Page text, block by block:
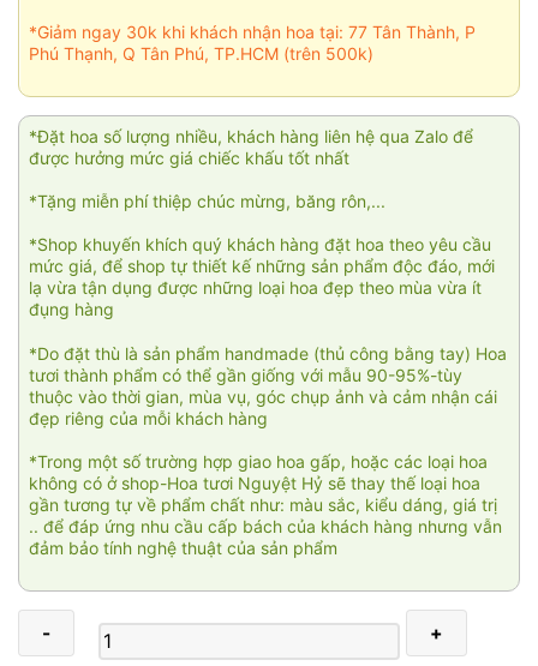
*Giảm ngay 30k khi khách nhận hoa tại: 77 Tân Thành, P
Phú Thạnh, Q Tân Phú, TP.HCM (trên 500k)
*Đặt hoa số lượng nhiều, khách hàng liên hệ qua Zalo để
được hưởng mức giá chiếc khấu tốt nhất
*Tặng miễn phí thiệp chúc mừng, băng rôn,...
*Shop khuyến khích quý khách hàng đặt hoa theo yêu cầu
mức giá, để shop tự thiết kế những sản phẩm độc đáo, mới
lạ vừa tận dụng được những loại hoa đẹp theo mùa vừa ít
đụng hàng
*Do đặt thù là sản phẩm handmade (thủ công bằng tay) Hoa
tươi thành phẩm có thể gần giống với mẫu 90-95%-tùy
thuộc vào thời gian, mùa vụ, góc chụp ảnh và cảm nhận cái
đẹp riêng của mỗi khách hàng
*Trong một số trường hợp giao hoa gấp, hoặc các loại hoa
không có ở shop-Hoa tươi Nguyệt Hỷ sẽ thay thế loại hoa
gần tương tự về phẩm chất như: màu sắc, kiểu dáng, giá trị
.. để đáp ứng nhu cầu cấp bách của khách hàng nhưng vẫn
đảm bảo tính nghệ thuật của sản phẩm